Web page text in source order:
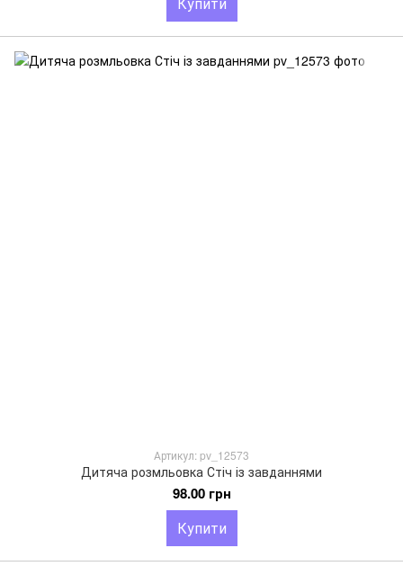
Артикул: pv_12573
Дитяча розмльовка Стіч із завданнями
98.00 грн
Купити